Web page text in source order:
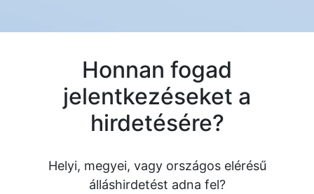
Honnan fogad
jelentkezéseket a
hirdetésére?
Helyi, megyei, vagy országos elérésű
álláshirdetést adna fel?